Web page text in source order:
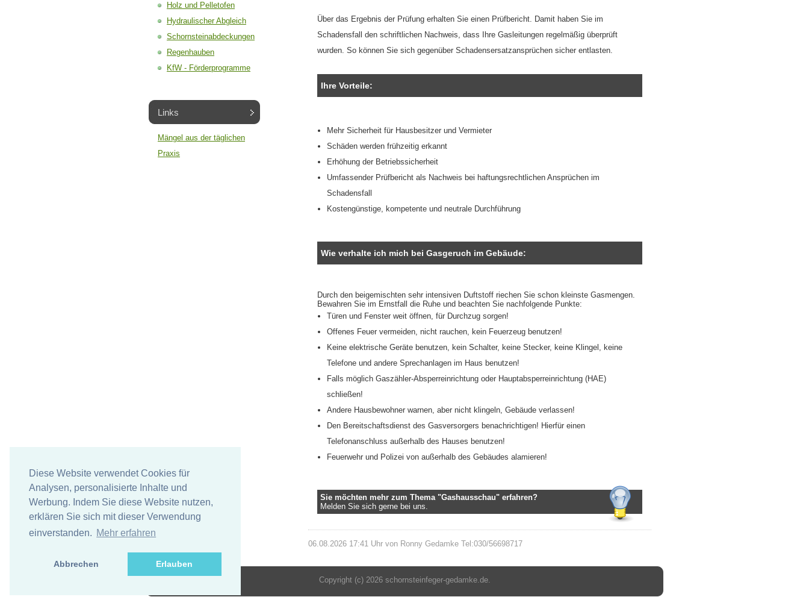
Diese Website verwendet Cookies für
Analysen, personalisierte Inhalte und
Werbung. Indem Sie diese Website nutzen,
erklären Sie sich mit dieser Verwendung
einverstanden. Mehr erfahren
Abbrechen Erlauben
Über das Ergebnis der Prüfung erhalten Sie einen Prüfbericht. Damit haben Sie im
Schadensfall den schriftlichen Nachweis, dass Ihre Gasleitungen regelmäßig überprüft
wurden. So können Sie sich gegenüber Schadensersatzansprüchen sicher entlasten.
Ihre Vorteile:
Mehr Sicherheit für Hausbesitzer und Vermieter
Schäden werden frühzeitig erkannt
Erhöhung der Betriebssicherheit
Umfassender Prüfbericht als Nachweis bei haftungsrechtlichen Ansprüchen im
Schadensfall
Kostengünstige, kompetente und neutrale Durchführung
Wie verhalte ich mich bei Gasgeruch im Gebäude:
Durch den beigemischten sehr intensiven Duftstoff riechen Sie schon kleinste Gasmengen.
Bewahren Sie im Ernstfall die Ruhe und beachten Sie nachfolgende Punkte:
Türen und Fenster weit öffnen, für Durchzug sorgen!
Offenes Feuer vermeiden, nicht rauchen, kein Feuerzeug benutzen!
Keine elektrische Geräte benutzen, kein Schalter, keine Stecker, keine Klingel, keine
Telefone und andere Sprechanlagen im Haus benutzen!
Falls möglich Gaszähler-Absperreinrichtung oder Hauptabsperreinrichtung (HAE)
schließen!
Andere Hausbewohner warnen, aber nicht klingeln, Gebäude verlassen!
Den Bereitschaftsdienst des Gasversorgers benachrichtigen! Hierfür einen
Telefonanschluss außerhalb des Hauses benutzen!
Feuerwehr und Polizei von außerhalb des Gebäudes alamieren!
Sie möchten mehr zum Thema "Gashausschau" erfahren?
Melden Sie sich gerne bei uns.
06.08.2026 17:41 Uhr von Ronny Gedamke Tel:030/56698717
Holz und Pelletofen
Hydraulischer Abgleich
Schornsteinabdeckungen
Regenhauben
KfW - Förderprogramme
Links
Mängel aus der täglichen
Praxis
Copyright (c) 2026 schornsteinfeger-gedamke.de.